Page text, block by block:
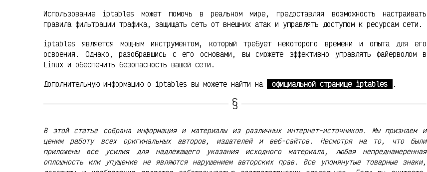
Использование iptables может помочь в реальном мире, предоставляя возможность настраивать
правила фильтрации трафика, защищать сеть от внешних атак и управлять доступом к ресурсам сети.
iptables является мощным инструментом, который требует некоторого времени и опыта для его
освоения. Однако, разобравшись с его основами, вы сможете эффективно управлять файерволом в
Linux и обеспечить безопасность вашей сети.
Дополнительную информацию о iptables вы можете найти на официальной странице iptables .
В этой статье собрана информация и материалы из различных интернет-источников. Мы признаем и
ценим работу всех оригинальных авторов, издателей и веб-сайтов. Несмотря на то, что были
приложены все усилия для надлежащего указания исходного материала, любая непреднамеренная
оплошность или упущение не являются нарушением авторских прав. Все упомянутые товарные знаки,